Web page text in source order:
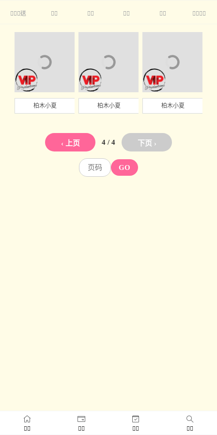
送     
   
柏木小夏 柏木小夏 柏木小夏
‹ 上页 4 / 4 下页 ›
GO